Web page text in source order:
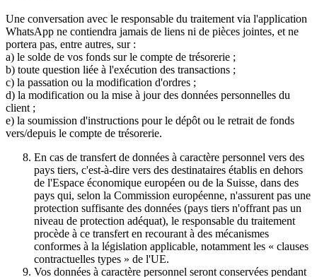
Une conversation avec le responsable du traitement via l'application
WhatsApp ne contiendra jamais de liens ni de pièces jointes, et ne
portera pas, entre autres, sur :
a) le solde de vos fonds sur le compte de trésorerie ;
b) toute question liée à l'exécution des transactions ;
c) la passation ou la modification d'ordres ;
d) la modification ou la mise à jour des données personnelles du
client ;
e) la soumission d'instructions pour le dépôt ou le retrait de fonds
vers/depuis le compte de trésorerie.
En cas de transfert de données à caractère personnel vers des
pays tiers, c'est-à-dire vers des destinataires établis en dehors
de l'Espace économique européen ou de la Suisse, dans des
pays qui, selon la Commission européenne, n'assurent pas une
protection suffisante des données (pays tiers n'offrant pas un
niveau de protection adéquat), le responsable du traitement
procède à ce transfert en recourant à des mécanismes
conformes à la législation applicable, notamment les « clauses
contractuelles types » de l'UE.
Vos données à caractère personnel seront conservées pendant